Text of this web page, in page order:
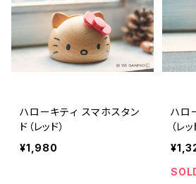
ハローキティ スマホスタン
ド（レッド）
¥1,980
ハロ
（レッ